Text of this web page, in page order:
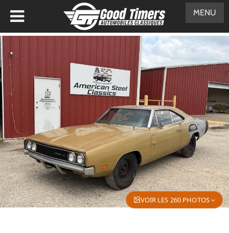
VOIR LES 260 PHOTOS
MENU